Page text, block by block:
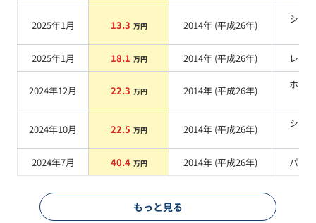
2025年1月 13.3 万円 2014年 (平成26年)
シル
2025年1月
18.1 万円 2014年 (平成26年) レッド
2024年12月 22.3 万円 2014年 (平成26年)
ホワ
2024年10月 22.5 万円 2014年 (平成26年)
シル
2024年7月
40.4 万円 2014年 (平成26年) パール
もっと見る